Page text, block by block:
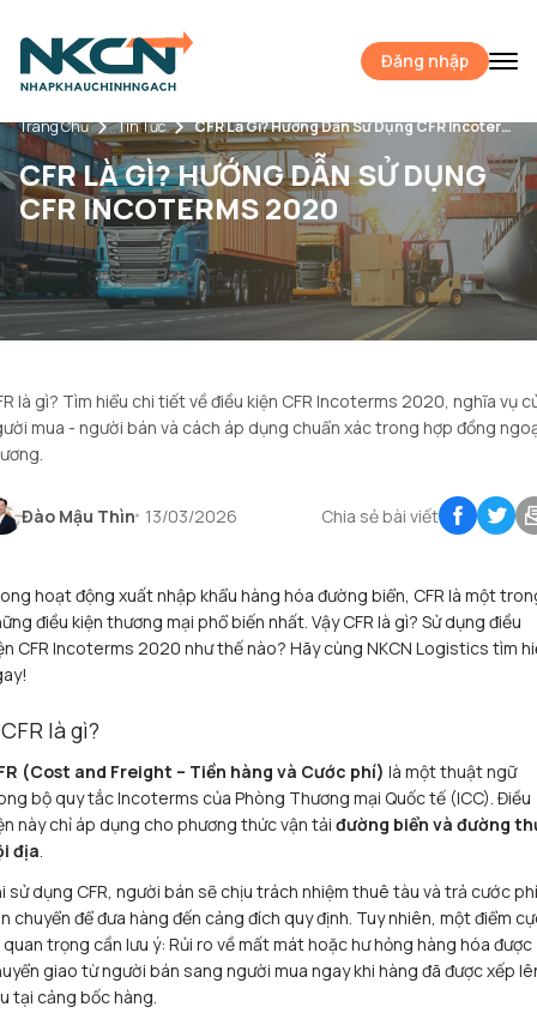
Đăng nhập
Trang Chủ Tin Tức CFR Là Gì? Hướng Dẫn Sử Dụng CFR Incoterms 2020
CFR LÀ GÌ? HƯỚNG DẪN SỬ DỤNG
CFR INCOTERMS 2020
là gì? Tìm hiểu chi tiết về điều kiện CFR Incoterms 2020, nghĩa vụ
mua - người bán và cách áp dụng chuẩn xác trong hợp đồng
Đào Mậu Thìn 13/03/2026 Chia sẻ bài viết
hoạt động xuất nhập khẩu hàng hóa đường biển, CFR là một
điều kiện thương mại phổ biến nhất. Vậy CFR là gì? Sử dụng điều
CFR Incoterms 2020 như thế nào? Hãy cùng NKCN Logistics tìm
CFR là gì?
(Cost and Freight – Tiền hàng và Cước phí) là một thuật ngữ
bộ quy tắc Incoterms của Phòng Thương mại Quốc tế (ICC). Điều
này chỉ áp dụng cho phương thức vận tải đường biển và đường
địa.
sử dụng CFR, người bán sẽ chịu trách nhiệm thuê tàu và trả cước phí
chuyển để đưa hàng đến cảng đích quy định. Tuy nhiên, một điểm
quan trọng cần lưu ý: Rủi ro về mất mát hoặc hư hỏng hàng hóa được
giao từ người bán sang người mua ngay khi hàng đã được xếp
tại cảng bốc hàng.